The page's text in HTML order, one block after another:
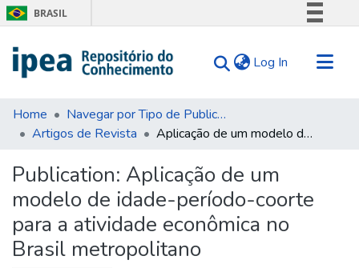
BRASIL
Comunica BR
Acesso à informação
Legislação
Log In (current)
Communities & Collections
Search for
Statistics
Home
Navegar por Tipo de Publicação
Artigos de Revista
Aplicação de um modelo de idade-período-coorte para a atividade econômica no Brasil metropolitano
Publication: Aplicação de um
modelo de idade-período-coorte
para a atividade econômica no
Brasil metropolitano